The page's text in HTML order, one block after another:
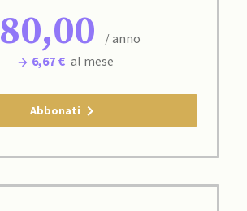
80,00
/ anno
6,67 € al mese
Abbonati